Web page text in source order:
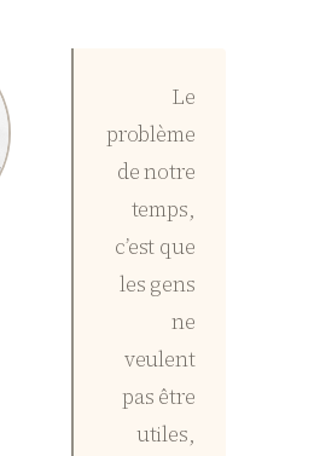
Le
problème
de notre
temps,
c’est que
les gens
ne
veulent
pas être
utiles,